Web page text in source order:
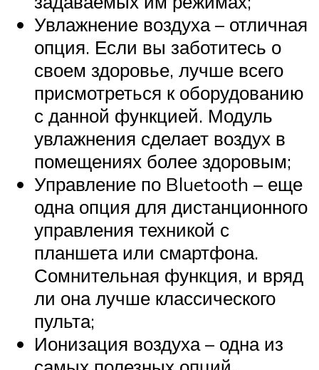
Увлажнение воздуха – отличная
опция. Если вы заботитесь о
своем здоровье, лучше всего
присмотреться к оборудованию
с данной функцией. Модуль
увлажнения сделает воздух в
помещениях более здоровым;
Управление по Bluetooth – еще
одна опция для дистанционного
управления техникой с
планшета или смартфона.
Сомнительная функция, и вряд
ли она лучше классического
пульта;
Ионизация воздуха – одна из